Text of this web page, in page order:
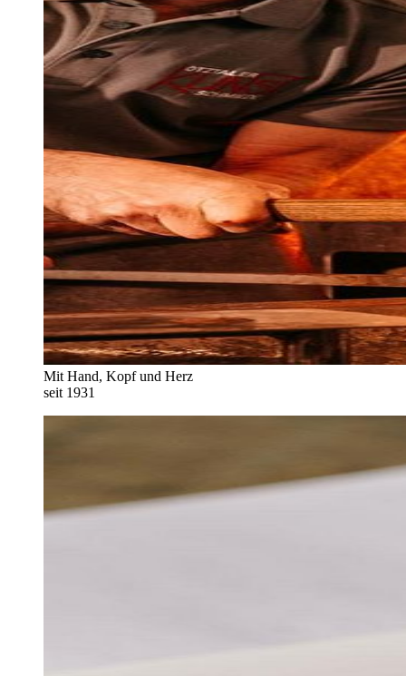
Mit Hand, Kopf und Herz
seit 1931